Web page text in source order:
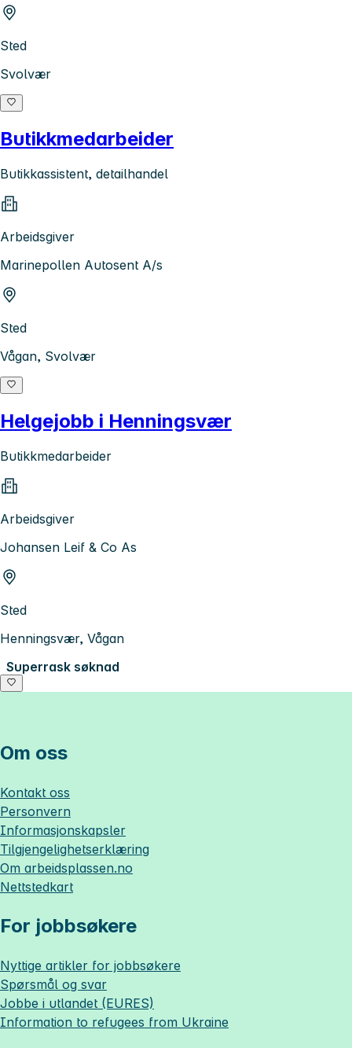
Sted
Svolvær
Butikkmedarbeider
Butikkassistent, detailhandel
Arbeidsgiver
Marinepollen Autosent A/s
Sted
Vågan, Svolvær
Helgejobb i Henningsvær
Butikkmedarbeider
Arbeidsgiver
Johansen Leif & Co As
Sted
Henningsvær, Vågan
Superrask søknad
Om oss
Kontakt oss
Personvern
Informasjonskapsler
Tilgjengelighetserklæring
Om arbeidsplassen.no
Nettstedkart
For jobbsøkere
Nyttige artikler for jobbsøkere
Spørsmål og svar
Jobbe i utlandet (EURES)
Information to refugees from Ukraine